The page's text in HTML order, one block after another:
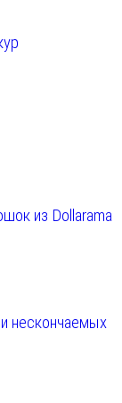
из Dollarama
нескончаемых